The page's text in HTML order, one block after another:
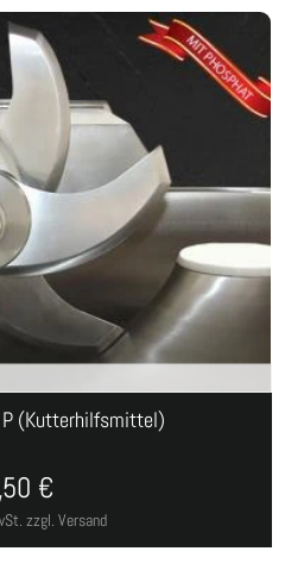
P (Kutterhilfsmittel)
zzgl. Versand
€